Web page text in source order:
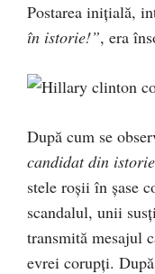
Postarea inițială,
în istorie!”, era
După cum se
candidat din
stele roșii în șase
scandalul, unii
transmită mesajul
evrei corupți.